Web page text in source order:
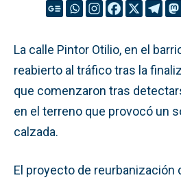
La calle Pintor Otilio, en el
reabierto al tráfico tras la
que comenzaron tras
en el terreno que provocó un
calzada.
El proyecto de reurbanización